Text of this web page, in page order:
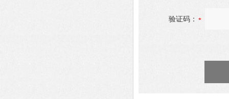
验证码：